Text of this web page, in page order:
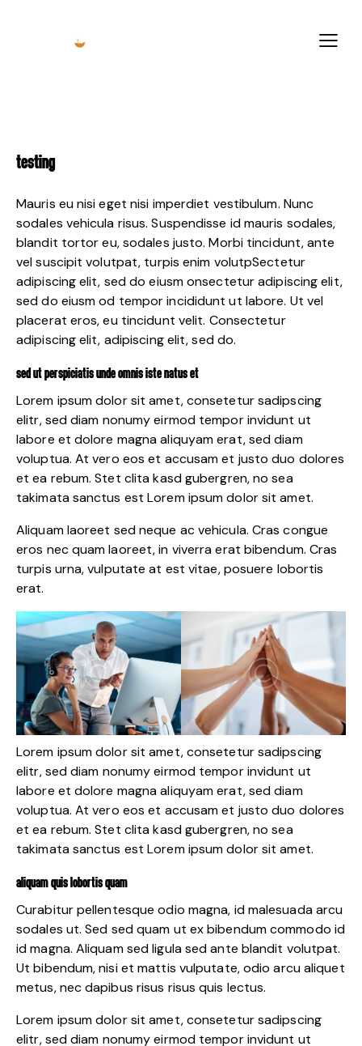
TESTING
Mauris eu nisi eget nisi imperdiet vestibulum. Nunc
sodales vehicula risus. Suspendisse id mauris sodales,
blandit tortor eu, sodales justo. Morbi tincidunt, ante
vel suscipit volutpat, turpis enim volutpSectetur
adipiscing elit, sed do eiusm onsectetur adipiscing elit,
sed do eiusm od tempor incididunt ut labore. Ut vel
placerat eros, eu tincidunt velit. Consectetur
adipiscing elit, adipiscing elit, sed do.
SED UT PERSPICIATIS UNDE OMNIS ISTE NATUS ET
Lorem ipsum dolor sit amet, consetetur sadipscing
elitr, sed diam nonumy eirmod tempor invidunt ut
labore et dolore magna aliquyam erat, sed diam
voluptua. At vero eos et accusam et justo duo dolores
et ea rebum. Stet clita kasd gubergren, no sea
takimata sanctus est Lorem ipsum dolor sit amet.
Aliquam laoreet sed neque ac vehicula. Cras congue
eros nec quam laoreet, in viverra erat bibendum. Cras
turpis urna, vulputate at est vitae, posuere lobortis
erat.
Lorem ipsum dolor sit amet, consetetur sadipscing
elitr, sed diam nonumy eirmod tempor invidunt ut
labore et dolore magna aliquyam erat, sed diam
voluptua. At vero eos et accusam et justo duo dolores
et ea rebum. Stet clita kasd gubergren, no sea
takimata sanctus est Lorem ipsum dolor sit amet.
ALIQUAM QUIS LOBORTIS QUAM
Curabitur pellentesque odio magna, id malesuada arcu
sodales ut. Sed sed quam ut ex bibendum commodo id
id magna. Aliquam sed ligula sed ante blandit volutpat.
Ut bibendum, nisi et mattis vulputate, odio arcu aliquet
metus, nec dapibus risus risus quis lectus.
Lorem ipsum dolor sit amet, consetetur sadipscing
elitr, sed diam nonumy eirmod tempor invidunt ut